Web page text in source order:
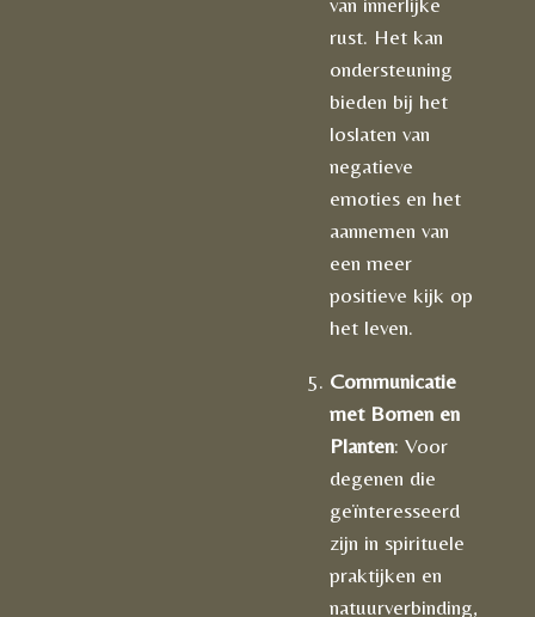
rust. Het kan
ondersteuning
bieden bij het
loslaten van
negatieve
emoties en het
aannemen van
een meer
positieve kijk op
het leven.
Communicatie
met Bomen en
Planten: Voor
degenen die
geïnteresseerd
zijn in spirituele
praktijken en
natuurverbinding,